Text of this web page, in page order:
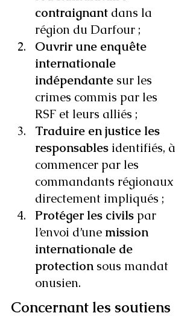
contraignant dans la
région du Darfour ;
Ouvrir une enquête
internationale
indépendante sur les
crimes commis par les
RSF et leurs alliés ;
Traduire en justice les
responsables identifiés, à
commencer par les
commandants régionaux
directement impliqués ;
Protéger les civils par
l’envoi d’une mission
internationale de
protection sous mandat
onusien.
Concernant les soutiens